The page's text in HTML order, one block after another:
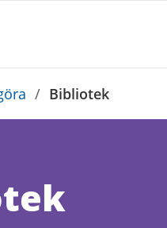
/ Bibliotek